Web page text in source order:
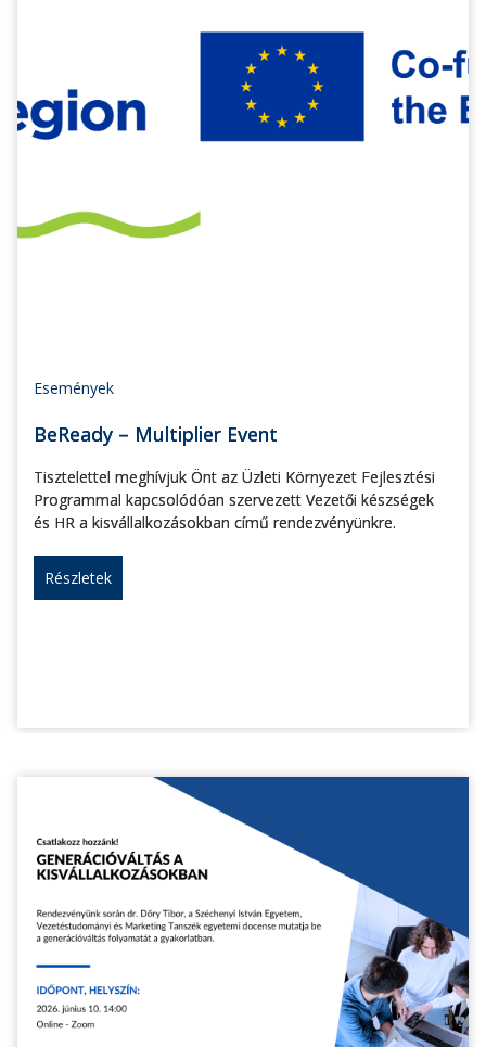
Események
BeReady – Multiplier Event
Tisztelettel meghívjuk Önt az Üzleti Környezet Fejlesztési
Programmal kapcsolódóan szervezett Vezetői készségek
és HR a kisvállalkozásokban című rendezvényünkre.
Részletek